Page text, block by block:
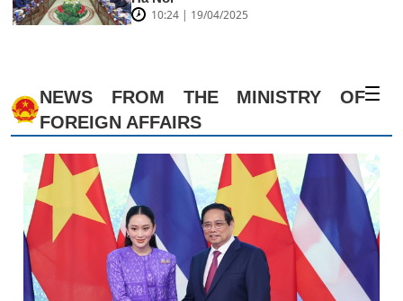
10:24 | 19/04/2025
NEWS FROM THE MINISTRY OF
FOREIGN AFFAIRS